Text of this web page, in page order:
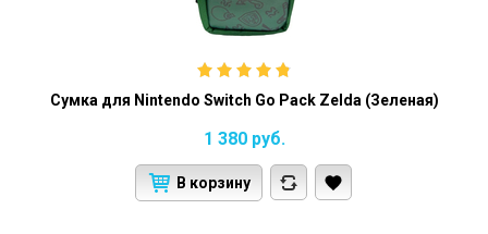
Сумка для Nintendo Switch Go Pack Zelda (Зеленая)
1 380 руб.
В корзину